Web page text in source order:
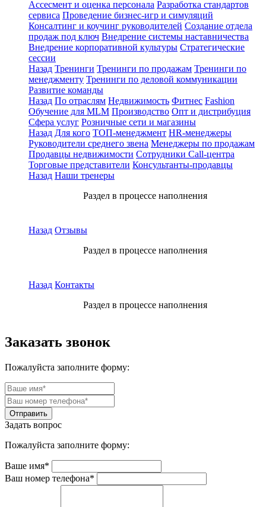
Ассесмент и оценка персонала Разработка стандартов
сервиса Проведение бизнес-игр и симуляций
Консалтинг и коучинг руководителей Создание отдела
продаж под ключ Внедрение системы наставничества
Внедрение корпоративной культуры Стратегические
сессии
Назад Тренинги Тренинги по продажам Тренинги по
менеджменту Тренинги по деловой коммуникации
Развитие команды
Назад По отраслям Недвижимость Фитнес Fashion
Обучение для MLM Производство Опт и дистрибуция
Сфера услуг Розничные сети и магазины
Назад Для кого ТОП-менеджмент HR-менеджеры
Руководители среднего звена Менеджеры по продажам
Продавцы недвижимости Сотрудники Call-центра
Торговые представители Консультанты-продавцы
Назад Наши тренеры
Раздел в процессе наполнения
Назад Отзывы
Раздел в процессе наполнения
Назад Контакты
Раздел в процессе наполнения
Заказать звонок
Пожалуйста заполните форму:
Задать вопрос
Пожалуйста заполните форму:
Ваше имя*
Ваш номер телефона*